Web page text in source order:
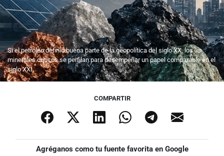
Si el petróleo definió buena parte de la geopolítica del siglo XX, los
minerales críticos se perfilan para desempeñar un papel comparable en el
siglo XXI.
COMPARTIR
Agréganos como tu fuente favorita en Google